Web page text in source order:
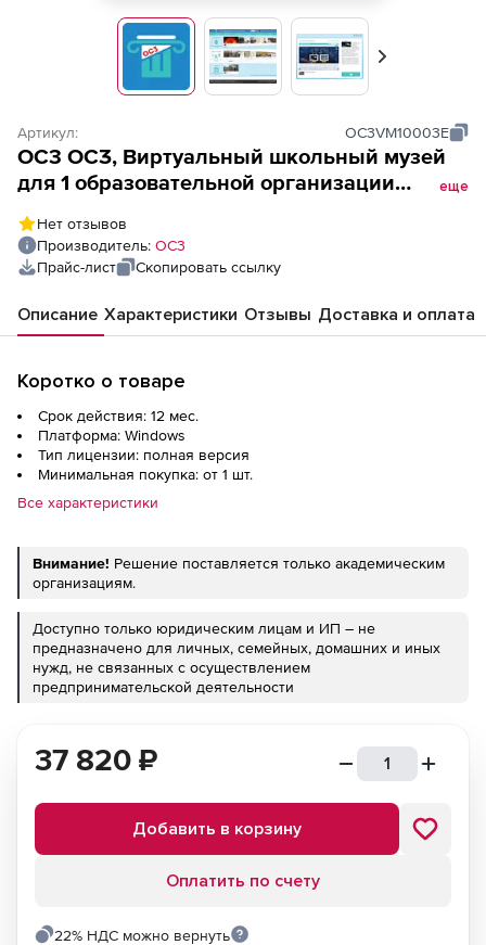
Вперед
Артикул: OC3VM10003E
OC3 ОСӠ, Виртуальный школьный музей
для 1 образовательной организации
виртуальных школьных музея
еще
Нет отзывов
Производитель: ОС3
Прайс-лист
Скопировать ссылку
Описание Характеристики Отзывы Доставка и оплата
Коротко о товаре
Срок действия: 12 мес.
Платформа: Windows
Тип лицензии: полная версия
Минимальная покупка: от 1 шт.
Все характеристики
Внимание! Решение поставляется только академическим
организациям.
Доступно только юридическим лицам и ИП – не
предназначено для личных, семейных, домашних и иных
нужд, не связанных с осуществлением
предпринимательской деятельности
37 820 ₽
Добавить в корзину
Оплатить по счету
22% НДС можно вернуть